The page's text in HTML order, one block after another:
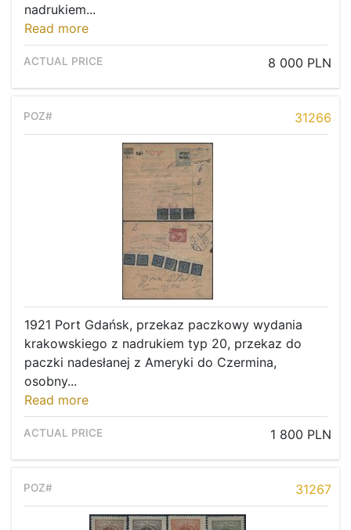
nadrukiem...
Read more
8 000 PLN
31266
1921 Port Gdańsk, przekaz paczkowy wydania
krakowskiego z nadrukiem typ 20, przekaz do
paczki nadesłanej z Ameryki do Czermina,
osobny...
Read more
1 800 PLN
31267